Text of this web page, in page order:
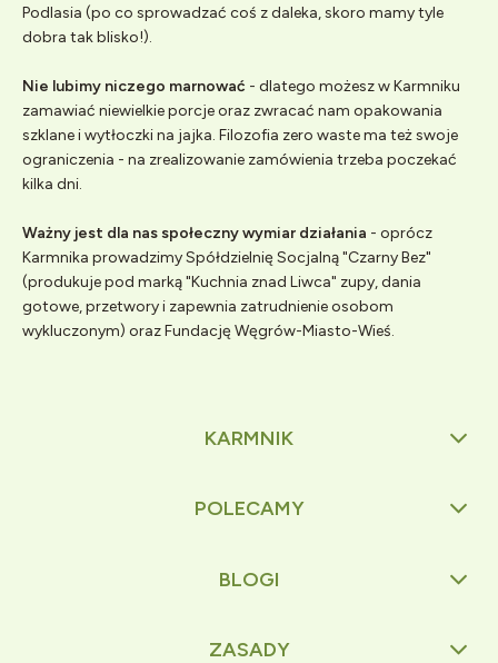
KARMNIK
POLECAMY
BLOGI
ZASADY
Podlasia (po co sprowadzać coś z daleka, skoro mamy tyle
dobra tak blisko!).
Nie lubimy niczego marnować - dlatego możesz w Karmniku
zamawiać niewielkie porcje oraz zwracać nam opakowania
szklane i wytłoczki na jajka. Filozofia zero waste ma też swoje
ograniczenia - na zrealizowanie zamówienia trzeba poczekać
kilka dni.
Ważny jest dla nas społeczny wymiar działania - oprócz
Karmnika prowadzimy Spółdzielnię Socjalną "Czarny Bez"
(produkuje pod marką "Kuchnia znad Liwca" zupy, dania
gotowe, przetwory i zapewnia zatrudnienie osobom
wykluczonym) oraz Fundację Węgrów-Miasto-Wieś.